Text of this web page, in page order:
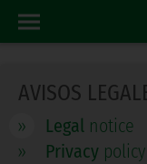
AVISOS
» Legal notice
»
Privacy policy